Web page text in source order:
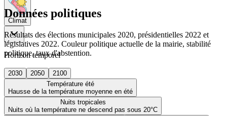
Climat
Horizon temporel
2030 2050
2100
Température été
Hausse de la température moyenne en été
Nuits tropicales
Nuits où la température ne descend pas sous 20°C
Données politiques
Résultats des élections municipales 2020, présidentielles 2022 et
législatives 2022. Couleur politique actuelle de la mairie, stabilité
politique, taux d'abstention.